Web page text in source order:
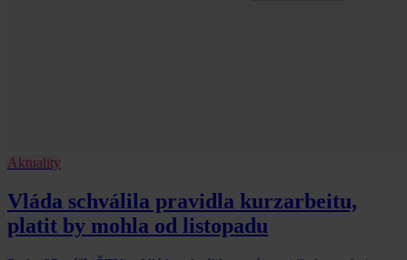
Aktuality
Vláda schválila pravidla kurzarbeitu,
platit by mohla od listopadu